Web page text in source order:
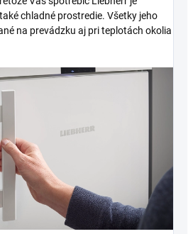
chladné prostredie. Všetky jeho
na prevádzku aj pri teplotách okolia